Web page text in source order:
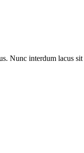
Nunc interdum lacus